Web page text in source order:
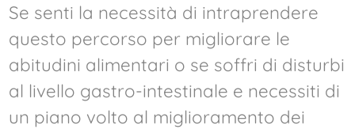
Se senti la necessità di intraprendere
questo percorso per migliorare le
abitudini alimentari o se soffri di disturbi
al livello gastro-intestinale e necessiti di
un piano volto al miglioramento dei